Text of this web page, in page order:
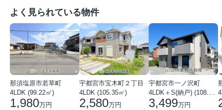
よく見られている物件
那須塩原市若草町
4LDK (99.22㎡)
1,980万円
宇都宮市宝木町２丁目
4LDK (105.35㎡)
2,580万円
宇都宮市一ノ沢町
3,499万円